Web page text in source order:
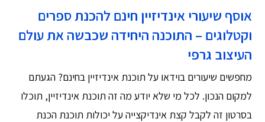
אוסף שיעורי אינדיזיין חינם להכנת ספרים
וקטלוגים – התוכנה היחידה שכבשה את עולם
העיצוב גרפי
מחפשים שיעורים בוידאו על תוכנת אינדיזיין בחינם? הגעתם
למקום הנכון. לכל מי שלא יודע מה זה תוכנת אינדיזיין, תוכלו
בסרטון זה לקבל קצת אינדיקצייה על יכולות תוכנת הכנת